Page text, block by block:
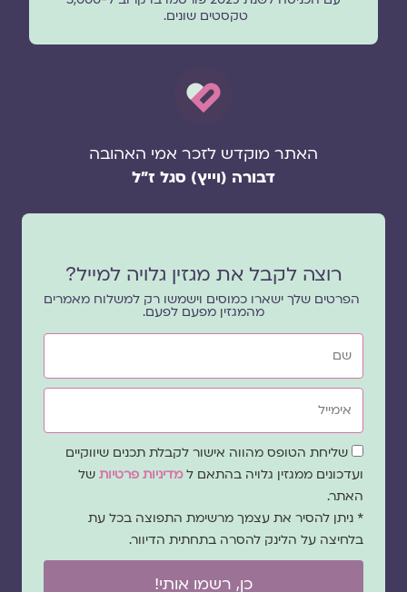
טקסטים שונים.
האתר מוקדש לזכר אמי האהובה
דבורה (וייץ) סגל ז"ל
רוצה לקבל את מגזין גלויה למייל?
הפרטים שלך ישארו כמוסים וישמשו רק למשלוח מאמרים
מהמגזין מפעם לפעם.
שם
אימייל
שדהשליחת הטופס מהווה אישור לקבלת תכנים שיווקיים
ועדכונים ממגזין גלויה בהתאם למדיניות פרטיות של
האתר.
* ניתן להסיר את עצמך מרשימת התפוצה בכל עת
בלחיצה על הלינק להסרה בתחתית הדיוור.
כן, רשמו אותי!